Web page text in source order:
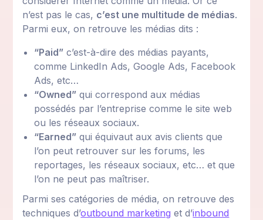
n’est pas le cas, c’est une multitude de médias.
Parmi eux, on retrouve les médias dits :
“Paid” c’est-à-dire des médias payants,
comme LinkedIn Ads, Google Ads, Facebook
Ads, etc…
“Owned” qui correspond aux médias
possédés par l’entreprise comme le site web
ou les réseaux sociaux.
“Earned” qui équivaut aux avis clients que
l’on peut retrouver sur les forums, les
reportages, les réseaux sociaux, etc… et que
l’on ne peut pas maîtriser.
Parmi ses catégories de média, on retrouve des
techniques d’outbound marketing et d’inbound